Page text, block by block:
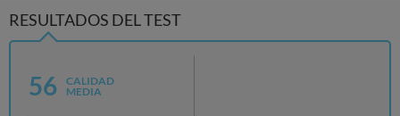
RESULTADOS DEL TEST
56
CALIDAD
MEDIA